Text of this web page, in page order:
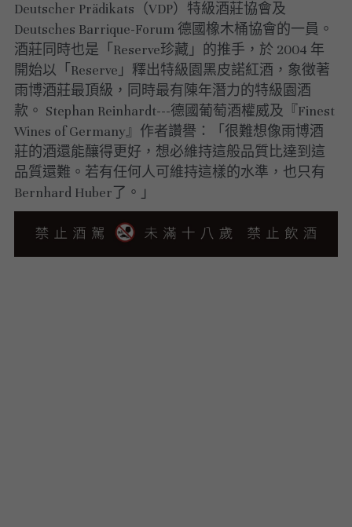
Deutscher Prädikats（VDP）特級酒莊協會及
Deutsches Barrique-Forum 德國橡木桶協會的一員。
酒莊同時也是「Reserve珍藏」的推手，於 2004 年
開始以「Reserve」釋出特級園黑皮諾紅酒，象徵著
雨博酒莊最頂級，同時最有陳年潛力的特級園酒
款。 Stephan Reinhardt---德國葡萄酒權威及『Finest
Wines of Germany』作者讚譽：「很難想像雨博酒
莊的酒還能釀得更好，想必維持這般品質比達到這
品質還難。若有任何人可維持這樣的水準，也只有
Bernhard Huber了。」